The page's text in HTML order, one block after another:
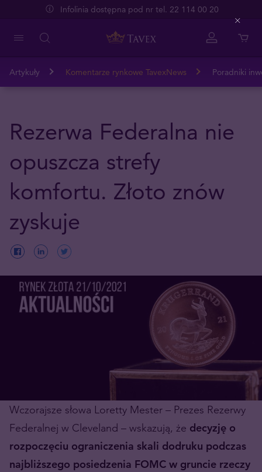
Infolinia dostępna pod nr tel. 22 114 00 20
Artykuły Komentarze rynkowe TavexNews Poradniki
Rezerwa Federalna nie
opuszcza strefy
komfortu. Złoto znów
zyskuje
Wczorajsze słowa Loretty Mester – Prezes Rezerwy
Federalnej w Cleveland – wskazują, że decyzję o
rozpoczęciu ograniczenia skali dodruku podczas
najbliższego posiedzenia FOMC w gruncie rzeczy
Close